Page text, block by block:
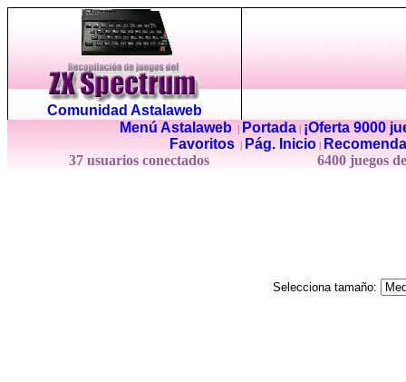
Comunidad Astalaweb
Menú Astalaweb| Portada|
¡Oferta 9000
Favoritos
Pág. Inicio
37 usuarios conectados
6400 juegos
Selecciona tamaño: